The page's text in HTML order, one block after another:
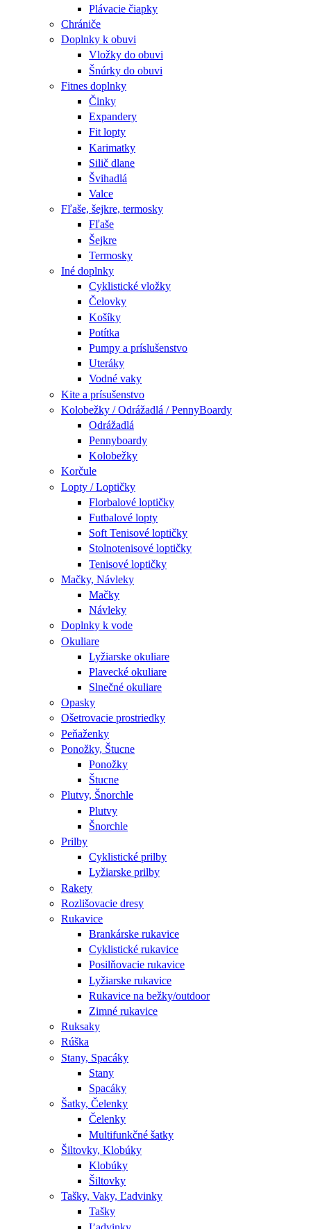
Plávacie čiapky
Chrániče
Doplnky k obuvi
Vložky do obuvi
Šnúrky do obuvi
Fitnes doplnky
Činky
Expandery
Fit lopty
Karimatky
Silič dlane
Švihadlá
Valce
Fľaše, šejkre, termosky
Fľaše
Šejkre
Termosky
Iné doplnky
Cyklistické vložky
Čelovky
Košíky
Potítka
Pumpy a príslušenstvo
Uteráky
Vodné vaky
Kite a prísušenstvo
Kolobežky / Odrážadlá / PennyBoardy
Odrážadlá
Pennyboardy
Kolobežky
Korčule
Lopty / Loptičky
Florbalové loptičky
Futbalové lopty
Soft Tenisové loptičky
Stolnotenisové loptičky
Tenisové loptičky
Mačky, Návleky
Mačky
Návleky
Doplnky k vode
Okuliare
Lyžiarske okuliare
Plavecké okuliare
Slnečné okuliare
Opasky
Ošetrovacie prostriedky
Peňaženky
Ponožky, Štucne
Ponožky
Štucne
Plutvy, Šnorchle
Plutvy
Šnorchle
Prilby
Cyklistické prilby
Lyžiarske prilby
Rakety
Rozlišovacie dresy
Rukavice
Brankárske rukavice
Cyklistické rukavice
Posilňovacie rukavice
Lyžiarske rukavice
Rukavice na bežky/outdoor
Zimné rukavice
Ruksaky
Rúška
Stany, Spacáky
Stany
Spacáky
Šatky, Čelenky
Čelenky
Multifunkčné šatky
Šiltovky, Klobúky
Klobúky
Šiltovky
Tašky, Vaky, Ľadvinky
Tašky